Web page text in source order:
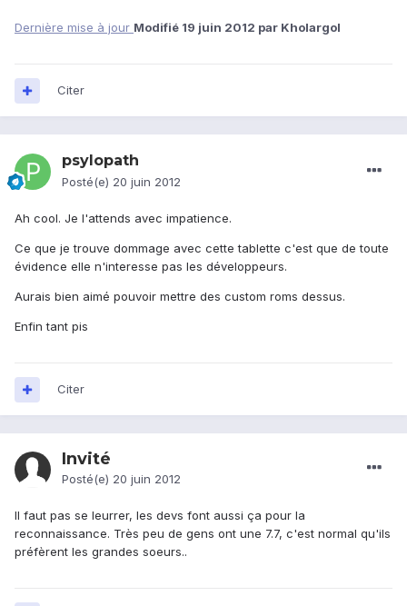
Dernière mise à jour Modifié 19 juin 2012 par Kholargol
Citer
psylopath
Posté(e) 20 juin 2012
Ah cool. Je l'attends avec impatience.
Ce que je trouve dommage avec cette tablette c'est que de toute
évidence elle n'interesse pas les développeurs.
Aurais bien aimé pouvoir mettre des custom roms dessus.
Enfin tant pis
Citer
Invité
Posté(e) 20 juin 2012
Il faut pas se leurrer, les devs font aussi ça pour la
reconnaissance. Très peu de gens ont une 7.7, c'est normal qu'ils
préfèrent les grandes soeurs..